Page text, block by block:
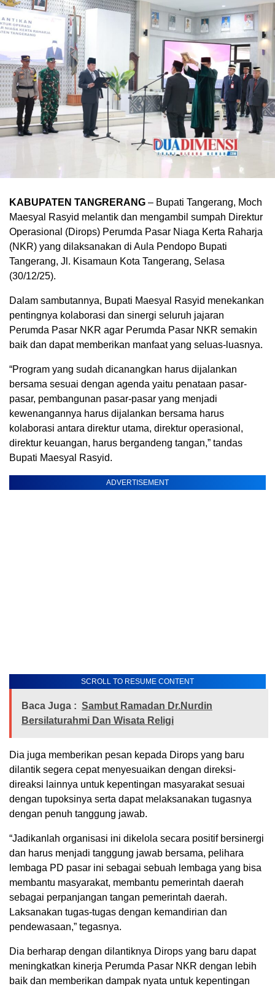
KABUPATEN TANGRERANG – Bupati Tangerang, Moch
Maesyal Rasyid melantik dan mengambil sumpah Direktur
Operasional (Dirops) Perumda Pasar Niaga Kerta Raharja
(NKR) yang dilaksanakan di Aula Pendopo Bupati
Tangerang, Jl. Kisamaun Kota Tangerang, Selasa
(30/12/25).
Dalam sambutannya, Bupati Maesyal Rasyid menekankan
pentingnya kolaborasi dan sinergi seluruh jajaran
Perumda Pasar NKR agar Perumda Pasar NKR semakin
baik dan dapat memberikan manfaat yang seluas-luasnya.
“Program yang sudah dicanangkan harus dijalankan
bersama sesuai dengan agenda yaitu penataan pasar-
pasar, pembangunan pasar-pasar yang menjadi
kewenangannya harus dijalankan bersama harus
kolaborasi antara direktur utama, direktur operasional,
direktur keuangan, harus bergandeng tangan,” tandas
Bupati Maesyal Rasyid.
ADVERTISEMENT
SCROLL TO RESUME CONTENT
Baca Juga : Sambut Ramadan Dr.Nurdin
Bersilaturahmi Dan Wisata Religi
Dia juga memberikan pesan kepada Dirops yang baru
dilantik segera cepat menyesuaikan dengan direksi-
direaksi lainnya untuk kepentingan masyarakat sesuai
dengan tupoksinya serta dapat melaksanakan tugasnya
dengan penuh tanggung jawab.
“Jadikanlah organisasi ini dikelola secara positif bersinergi
dan harus menjadi tanggung jawab bersama, pelihara
lembaga PD pasar ini sebagai sebuah lembaga yang bisa
membantu masyarakat, membantu pemerintah daerah
sebagai perpanjangan tangan pemerintah daerah.
Laksanakan tugas-tugas dengan kemandirian dan
pendewasaan,” tegasnya.
Dia berharap dengan dilantiknya Dirops yang baru dapat
meningkatkan kinerja Perumda Pasar NKR dengan lebih
baik dan memberikan dampak nyata untuk kepentingan